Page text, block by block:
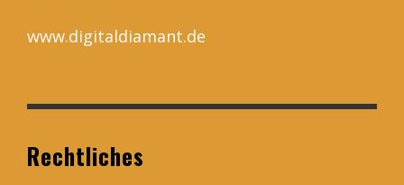
www.digitaldiamant.de
Rechtliches